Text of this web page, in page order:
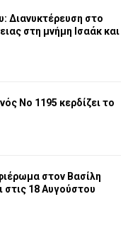
Διανυκτέρευση στο
στη μνήμη Ισαάκ και
Νο 1195 κερδίζει το
στον Βασίλη
στις 18 Αυγούστου